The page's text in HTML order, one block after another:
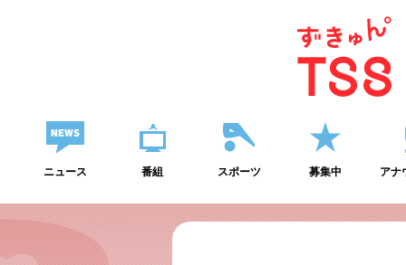
ニュース 番組 スポーツ 募集中 アナ